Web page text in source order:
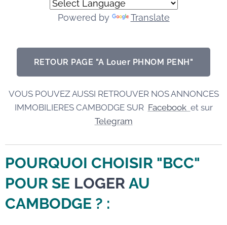
Powered by Translate
RETOUR PAGE "A Louer PHNOM PENH"
VOUS POUVEZ AUSSI RETROUVER NOS ANNONCES
IMMOBILIERES CAMBODGE SUR Facebook et sur
Telegram
POURQUOI CHOISIR "BCC"
POUR SE LOGER AU
CAMBODGE ? :